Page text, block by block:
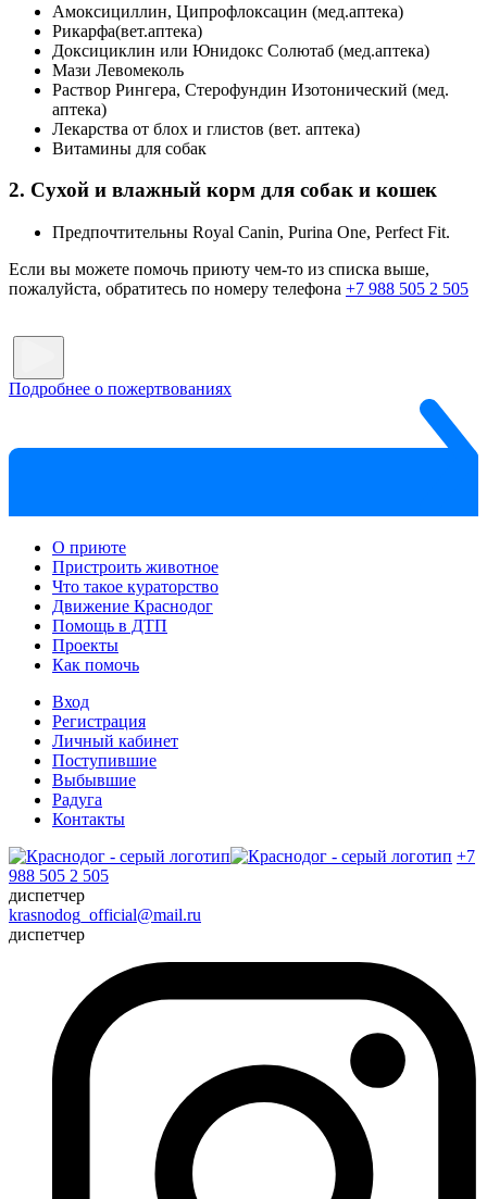
Амоксициллин, Ципрофлоксацин (мед.аптека)
Рикарфа(вет.аптека)
Доксициклин или Юнидокс Солютаб (мед.аптека)
Мази Левомеколь
Раствор Рингера, Стерофундин Изотонический (мед.
аптека)
Лекарства от блох и глистов (вет. аптека)
Витамины для собак
2. Сухой и влажный корм для собак и кошек
Предпочтительны Royal Canin, Purina One, Perfect Fit.
Если вы можете помочь приюту чем-то из списка выше,
пожалуйста, обратитесь по номеру телефона +7 988 505 2 505
Подробнее о пожертвованиях
О приюте
Пристроить животное
Что такое кураторство
Движение Краснодог
Помощь в ДТП
Проекты
Как помочь
Вход
Регистрация
Личный кабинет
Поступившие
Выбывшие
Радуга
Контакты
+7
988 505 2 505
диспетчер
krasnodog_official@mail.ru
диспетчер